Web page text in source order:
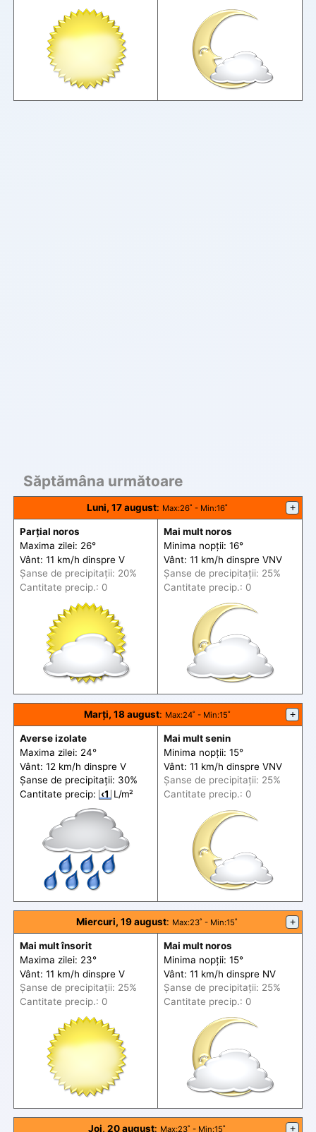
Săptămâna următoare
Luni, 17 august: Max:26˚ - Min:16˚ +
Parțial noros
Maxima zilei: 26°
Vânt: 11 km/h dinspre V
Șanse de precipitații: 20%
Cantitate precip.: 0
Mai mult noros
Minima nopții: 16°
Vânt: 11 km/h dinspre VNV
Șanse de precipitații: 25%
Cantitate precip.: 0
Marți, 18 august: Max:24˚ - Min:15˚ +
Averse izolate
Maxima zilei: 24°
Vânt: 12 km/h dinspre V
Șanse de precipitații: 30%
Cantitate precip: ‹1 L/m²
Mai mult senin
Minima nopții: 15°
Vânt: 11 km/h dinspre VNV
Șanse de precipitații: 25%
Cantitate precip.: 0
Miercuri, 19 august: Max:23˚ - Min:15˚ +
Mai mult însorit
Maxima zilei: 23°
Vânt: 11 km/h dinspre V
Șanse de precipitații: 25%
Cantitate precip.: 0
Mai mult noros
Minima nopții: 15°
Vânt: 11 km/h dinspre NV
Șanse de precipitații: 25%
Cantitate precip.: 0
Joi, 20 august: Max:23˚ - Min:15˚ +